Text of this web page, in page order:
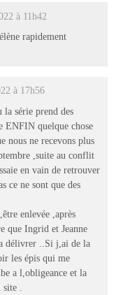
à 11h42
rapidement
à 17h56
série prend des
ENFIN quelque chose
nous ne recevons plus
,suite au conflit
en vain de retrouver
ce ne sont que des
enlevée ,après
que Ingrid et Jeanne
délivrer ..Si j,ai de la
les épis qui me
a l,obligeance et la
.